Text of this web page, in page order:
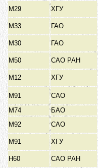
М29 ХГУ
М33 ГАО
М30 ГАО
М50 САО РАН
М12 ХГУ
М91 САО
М74
БАО
М92
САО
М91 ХГУ
Н60 САО РАН